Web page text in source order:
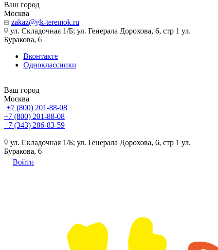
Ваш город
Москва
zakaz@gk-teremok.ru
ул. Складочная 1/Б; ул. Генерала Дорохова, 6, стр 1 ул.
Буракова, 6
Вконтакте
Одноклассники
Ваш город
Москва
+7 (800) 201-88-08
+7 (800) 201-88-08
+7 (343) 286-83-59
ул. Складочная 1/Б; ул. Генерала Дорохова, 6, стр 1 ул.
Буракова, 6
Войти